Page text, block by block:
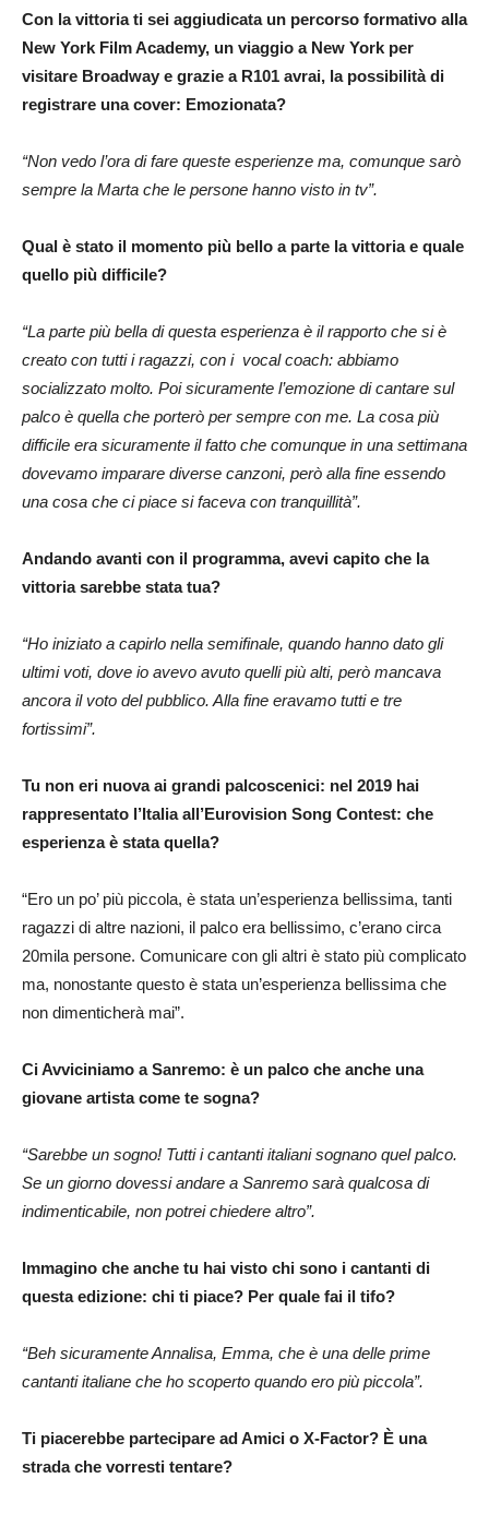
Con la vittoria ti sei aggiudicata un percorso formativo alla
New York Film Academy, un viaggio a New York per
visitare Broadway e grazie a R101 avrai, la possibilità di
registrare una cover: Emozionata?
“Non vedo l’ora di fare queste esperienze ma, comunque sarò
sempre la Marta che le persone hanno visto in tv”.
Qual è stato il momento più bello a parte la vittoria e quale
quello più difficile?
“La parte più bella di questa esperienza è il rapporto che si è
creato con tutti i ragazzi, con i vocal coach: abbiamo
socializzato molto. Poi sicuramente l’emozione di cantare sul
palco è quella che porterò per sempre con me. La cosa più
difficile era sicuramente il fatto che comunque in una settimana
dovevamo imparare diverse canzoni, però alla fine essendo
una cosa che ci piace si faceva con tranquillità”.
Andando avanti con il programma, avevi capito che la
vittoria sarebbe stata tua?
“Ho iniziato a capirlo nella semifinale, quando hanno dato gli
ultimi voti, dove io avevo avuto quelli più alti, però mancava
ancora il voto del pubblico. Alla fine eravamo tutti e tre
fortissimi”.
Tu non eri nuova ai grandi palcoscenici: nel 2019 hai
rappresentato l’Italia all’Eurovision Song Contest: che
esperienza è stata quella?
“Ero un po’ più piccola, è stata un’esperienza bellissima, tanti
ragazzi di altre nazioni, il palco era bellissimo, c’erano circa
20mila persone. Comunicare con gli altri è stato più complicato
ma, nonostante questo è stata un’esperienza bellissima che
non dimenticherà mai”.
Ci Avviciniamo a Sanremo: è un palco che anche una
giovane artista come te sogna?
“Sarebbe un sogno! Tutti i cantanti italiani sognano quel palco.
Se un giorno dovessi andare a Sanremo sarà qualcosa di
indimenticabile, non potrei chiedere altro”.
Immagino che anche tu hai visto chi sono i cantanti di
questa edizione: chi ti piace? Per quale fai il tifo?
“Beh sicuramente Annalisa, Emma, che è una delle prime
cantanti italiane che ho scoperto quando ero più piccola”.
Ti piacerebbe partecipare ad Amici o X-Factor? È una
strada che vorresti tentare?